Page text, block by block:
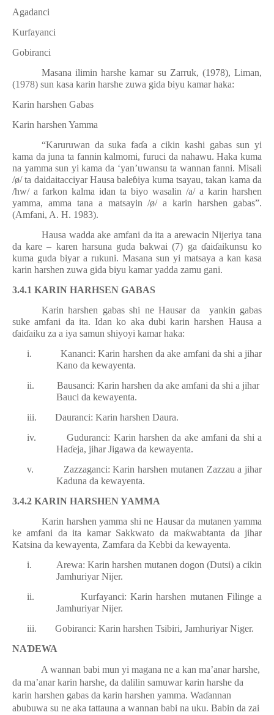
Agadanci
Kurfayanci
Gobiranci
Masana ilimin harshe kamar su Zarruk, (1978), Liman,
(1978) sun kasa karin harshe zuwa gida biyu kamar haka:
Karin harshen Gabas
Karin harshen Yamma
“Karuruwan da suka faɗa a cikin kashi gabas sun yi
kama da juna ta fannin kalmomi, furuci da nahawu. Haka kuma
na yamma sun yi kama da ‘yan’uwansu ta wannan fanni. Misali
/ø/ ta daidaitacciyar Hausa baleɓiya kuma tsayau, takan kama da
/hw/ a farkon kalma idan ta biyo wasalin /a/ a karin harshen
yamma, amma tana a matsayin /ø/ a karin harshen gabas”.
(Amfani, A. H. 1983).
Hausa wadda ake amfani da ita a arewacin Nijeriya tana
da kare – karen harsuna guda bakwai (7) ga ɗaiɗaikunsu ko
kuma guda biyar a rukuni. Masana sun yi matsaya a kan kasa
karin harshen zuwa gida biyu kamar yadda zamu gani.
3.4.1 KARIN HARHSEN GABAS
Karin harshen gabas shi ne Hausar da yankin gabas
suke amfani da ita. Idan ko aka dubi karin harshen Hausa a
ɗaiɗaiku za a iya samun shiyoyi kamar haka:
i.
Kananci: Karin harshen da ake amfani da shi a jihar
Kano da kewayenta.
ii.
Bausanci: Karin harshen da ake amfani da shi a jihar
Bauci da kewayenta.
iii.
Dauranci: Karin harshen Daura.
iv.
Guduranci: Karin harshen da ake amfani da shi a
Haɗeja, jihar Jigawa da kewayenta.
v.
Zazzaganci: Karin harshen mutanen Zazzau a jihar
Kaduna da kewayenta.
3.4.2 KARIN HARSHEN YAMMA
Karin harshen yamma shi ne Hausar da mutanen yamma
ke amfani da ita kamar Sakkwato da maƙwabtanta da jihar
Katsina da kewayenta, Zamfara da Kebbi da kewayenta.
i.
Arewa: Karin harshen mutanen dogon (Dutsi) a cikin
Jamhuriyar Nijer.
ii.
Kurfayanci: Karin harshen mutanen Filinge a
Jamhuriyar Nijer.
iii.
Gobiranci: Karin harshen Tsibiri, Jamhuriyar Niger.
NAƊEWA
A wannan babi mun yi magana ne a kan ma’anar harshe,
da ma’anar karin harshe, da dalilin samuwar karin harshe da
karin harshen gabas da karin harshen yamma. Waɗannan
abubuwa su ne aka tattauna a wannan babi na uku. Babin da zai